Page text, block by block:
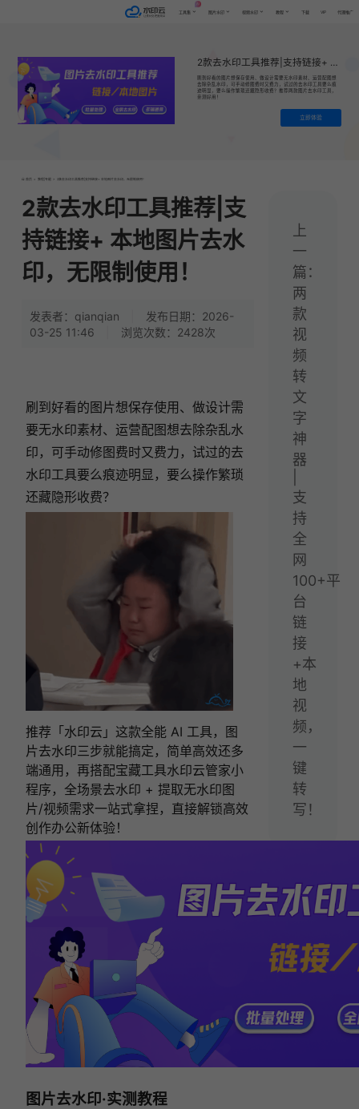
工具集
AI
图片水印 视频水印 教程 下载 VIP 代理推广
2款去水印工具推荐|支持链接+ 本地图片去水印，无限制使用！
刷到好看的图片想保存使用、做设计需要无水印素材、运营配图想
去除杂乱水印，可手动修图费时又费力，试过的去水印工具要么痕
迹明显，要么操作繁琐还藏隐形收费？推荐两款图片去水印工具，
亲测好用！
立即体验
首页 > 教程|专题 > 2款去水印工具推荐|支持链接+ 本地图片去水印，无限制使用！
2款去水印工具推荐|支
持链接+ 本地图片去水
印，无限制使用！
发表者：qianqian
发布日期：2026-
03-25 11:46
浏览次数：2428次
刷到好看的图片想保存使用、做设计需
要无水印素材、运营配图想去除杂乱水
印，可手动修图费时又费力，试过的去
水印工具要么痕迹明显，要么操作繁琐
还藏隐形收费？
推荐「水印云」这款全能 AI 工具，图
片去水印三步就能搞定，简单高效还多
端通用，再搭配宝藏工具水印云管家小
程序，全场景去水印 + 提取无水印图
片/视频需求一站式拿捏，直接解锁高效
创作办公新体验！
图片去水印·实测教程
上
一
篇：
两
款
视
频
转
文
字
神
器
支
持
全
网
100+平
台
链
接
+本
地
视
频，
一
键
转
写！
具推荐，电脑手机 PC 都可用！
去水印别发愁！2026推荐这十款好用去水印软
件，图片视频都可用！
免费视频去水印工具推荐哪个？手机电脑工具实
测盘点，真实好用！